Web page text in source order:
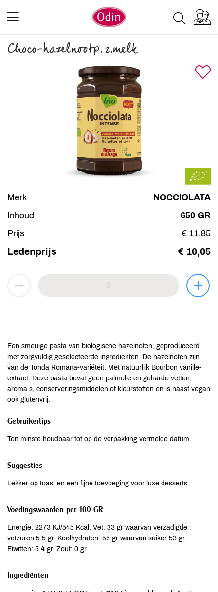
Choco-hazelnootp. z.melk
Merk
NOCCIOLATA
Inhoud
650 GR
Prijs
€ 11,85
Ledenprijs € 10,05
Een smeuige pasta van biologische hazelnoten, geproduceerd
met zorgvuldig geselecteerde ingrediënten. De hazelnoten zijn
van de Tonda Romana-variëteit. Met natuurlijk Bourbon vanille-
extract. Deze pasta bevat geen palmolie en geharde vetten,
aroma s, conserveringsmiddelen of kleurstoffen en is naast vegan
ook glutenvrij.
Gebruikertips
Ten minste houdbaar tot op de verpakking vermelde datum.
Suggesties
Lekker op toast en een fijne toevoeging voor luxe desserts.
Voedingswaarden per 100 GR
Energie: 2273 KJ/545 Kcal. Vet: 33 gr waarvan verzadigde
vetzuren 5.5 gr. Koolhydraten: 55 gr waarvan suiker 53 gr.
Eiwitten: 5.4 gr. Zout: 0 gr.
Ingrediënten